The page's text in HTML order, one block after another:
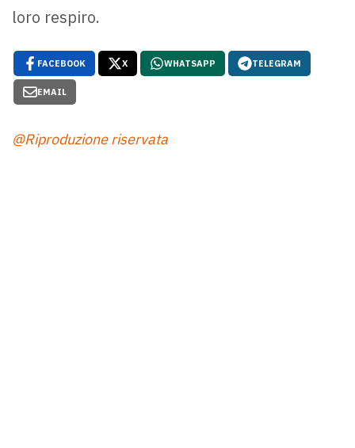
loro respiro.
FACEBOOK X WHATSAPP TELEGRAM
EMAIL
@Riproduzione riservata